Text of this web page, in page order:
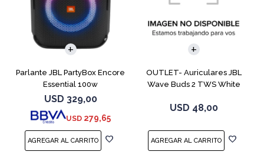
Parlante JBL PartyBox Encore
Essential 100w
USD 329,00
USD 279,65
OUTLET- Auriculares JBL
Wave Buds 2 TWS White
USD 48,00